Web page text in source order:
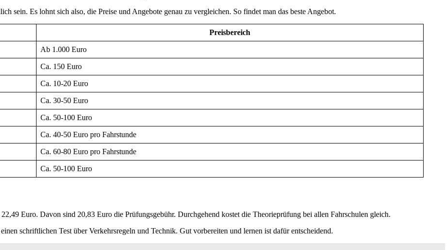
sein. Es lohnt sich also, die Preise und Angebote genau zu vergleichen. So findet man das beste Angebot.
Preisbereich
Ab 1.000 Euro
Ca. 150 Euro
Ca. 10-20 Euro
Ca. 30-50 Euro
Ca. 50-100 Euro
Ca. 40-50 Euro pro Fahrstunde
Ca. 60-80 Euro pro Fahrstunde
Ca. 50-100 Euro
Euro. Davon sind 20,83 Euro die Prüfungsgebühr. Durchgehend kostet die Theorieprüfung bei allen Fahrschulen gleich.
schriftlichen Test über Verkehrsregeln und Technik. Gut vorbereiten und lernen ist dafür entscheidend.